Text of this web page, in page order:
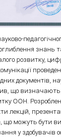
знань
розвитку,
документів,
що
ООН.
лекцій,
що можуть бути
у здобувачів